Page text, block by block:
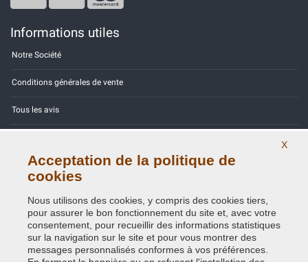
Informations utiles
Notre Société
Conditions générales de vente
Tous les avis
Contactez-nous
Politique de confidentialité - RGPD
X
Acceptation de la politique de
cookies
Nous utilisons des cookies, y compris des cookies tiers,
pour assurer le bon fonctionnement du site et, avec votre
consentement, pour recueillir des informations statistiques
sur la navigation sur le site et pour vous montrer des
messages personnalisés conformes à vos préférences.